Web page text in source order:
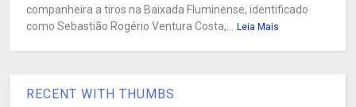
companheira a tiros na Baixada Fluminense, identificado
como Sebastião Rogério Ventura Costa,...
Leia Mais
RECENT WITH THUMBS